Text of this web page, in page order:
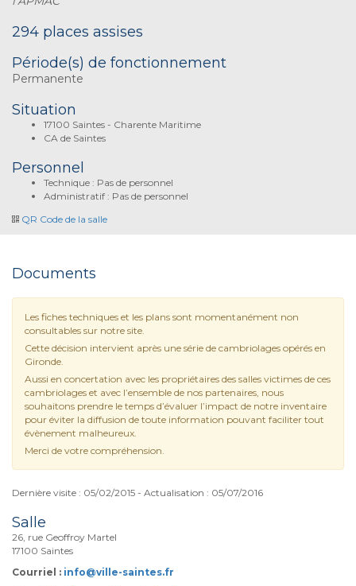
294 places assises
Période(s) de fonctionnement
Permanente
Situation
17100 Saintes - Charente Maritime
CA de Saintes
Personnel
Technique : Pas de personnel
Administratif : Pas de personnel
QR Code de la salle
Documents
Les fiches techniques et les plans sont momentanément non
consultables sur notre site.
Cette décision intervient après une série de cambriolages opérés en
Gironde.
Aussi en concertation avec les propriétaires des salles victimes de ces
cambriolages et avec l’ensemble de nos partenaires, nous
souhaitons prendre le temps d’évaluer l’impact de notre inventaire
pour éviter la diffusion de toute information pouvant faciliter tout
évènement malheureux.
Merci de votre compréhension.
Dernière visite : 05/02/2015 - Actualisation : 05/07/2016
Salle
26, rue Geoffroy Martel
17100 Saintes
Courriel : info@ville-saintes.fr